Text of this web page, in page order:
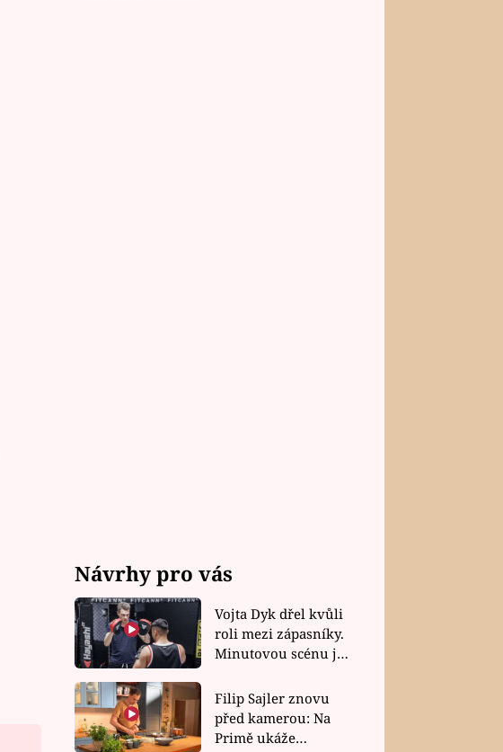
Návrhy pro vás
Vojta Dyk dřel kvůli
roli mezi zápasníky.
Minutovou scénu jel
Filip Sajler znovu
před kamerou: Na
Primě ukáže